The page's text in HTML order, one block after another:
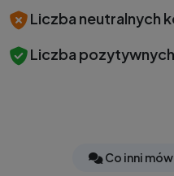
Liczba neutralnych
Liczba
Co inni